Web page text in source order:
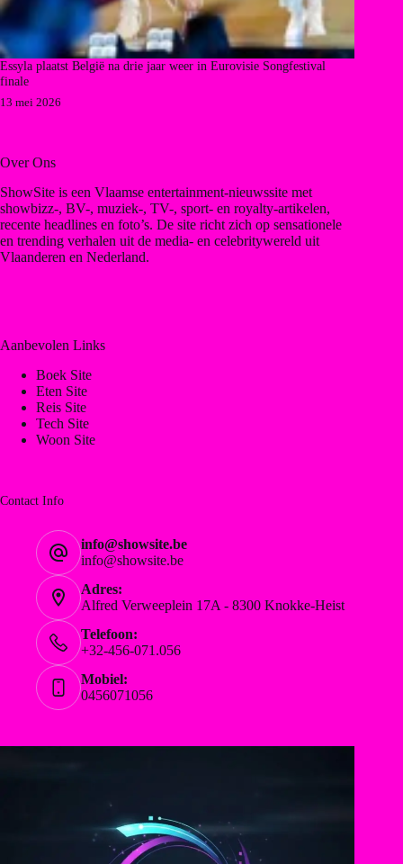
Essyla plaatst België na drie jaar weer in Eurovisie Songfestival
finale
13 mei 2026
Over Ons
ShowSite is een Vlaamse entertainment-nieuwssite met
showbizz-, BV-, muziek-, TV-, sport- en royalty-artikelen,
recente headlines en foto’s. De site richt zich op sensationele
en trending verhalen uit de media- en celebritywereld uit
Vlaanderen en Nederland.
Aanbevolen Links
Boek Site
Eten Site
Reis Site
Tech Site
Woon Site
Contact Info
info@showsite.be
info@showsite.be
Adres:
Alfred Verweeplein 17A - 8300 Knokke-Heist
Telefoon:
+32-456-071.056
Mobiel:
0456071056